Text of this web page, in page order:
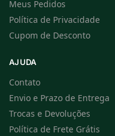
Meus Pedidos
Política de Privacidade
Cupom de Desconto
AJUDA
Contato
Envio e Prazo de Entrega
Trocas e Devoluções
Política de Frete Grátis